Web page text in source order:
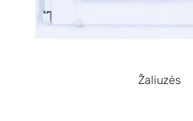
Žaliuzės